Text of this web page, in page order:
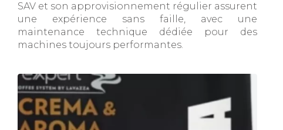
SAV et son approvisionnement régulier assurent
une expérience sans faille, avec une
maintenance technique dédiée pour des
machines toujours performantes.